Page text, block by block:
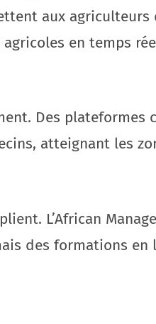
aux
en temps
Des plateformes
atteignant les
L’African
des formations en